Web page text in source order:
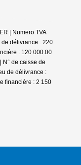
| Numero TVA
délivrance : 220
: 120 000.00
N° de caisse de
de délivrance :
financière : 2 150